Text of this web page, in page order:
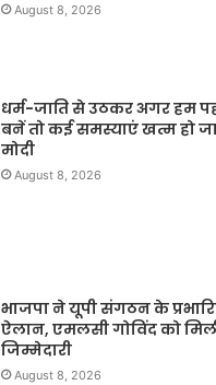
August 8, 2026
धर्म-जाति से उठकर अगर हम
बनें तो कई समस्याएं खत्म हो
मोदी
August 8, 2026
भाजपा ने यूपी संगठन के
ऐलान, एमलसी गोविंद को
जिम्मेदारी
August 8, 2026